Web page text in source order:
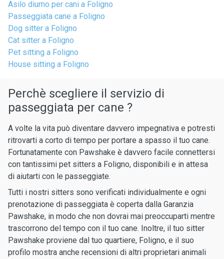
Asilo diurno per cani a Foligno
Passeggiata cane a Foligno
Dog sitter a Foligno
Cat sitter a Foligno
Pet sitting a Foligno
House sitting a Foligno
Perchè scegliere il servizio di
passeggiata per cane ?
A volte la vita può diventare davvero impegnativa e potresti
ritrovarti a corto di tempo per portare a spasso il tuo cane.
Fortunatamente con Pawshake è davvero facile connettersi
con tantissimi pet sitters a Foligno, disponibili e in attesa
di aiutarti con le passeggiate.
Tutti i nostri sitters sono verificati individualmente e ogni
prenotazione di passeggiata è coperta dalla Garanzia
Pawshake, in modo che non dovrai mai preoccuparti mentre
trascorrono del tempo con il tuo cane. Inoltre, il tuo sitter
Pawshake proviene dal tuo quartiere, Foligno, e il suo
profilo mostra anche recensioni di altri proprietari animali